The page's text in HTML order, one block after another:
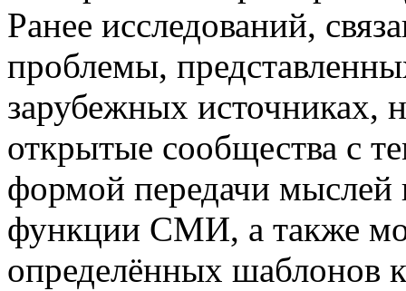
Ранее исследований,
проблемы,
зарубежных источниках,
открытые сообщества с
формой передачи
функции СМИ, а также
определённых шаблонов